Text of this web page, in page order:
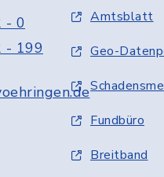
- 0
- 199
Amtsblatt
Geo-
Fundbüro
Breitband